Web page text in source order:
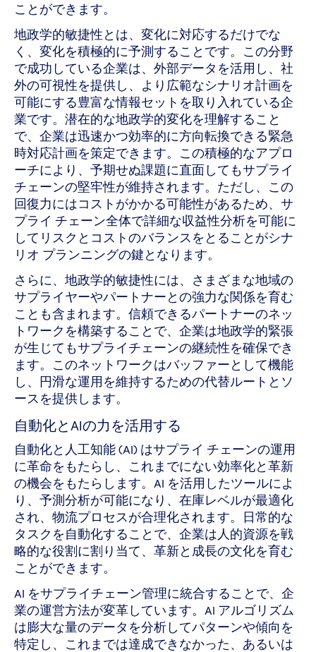
ことができます。
地政学的敏捷性とは、変化に対応するだけでな
く、変化を積極的に予測することです。この分野
で成功している企業は、外部データを活用し、社
外の可視性を提供し、より広範なシナリオ計画を
可能にする豊富な情報セットを取り入れている企
業です。潜在的な地政学的変化を理解すること
で、企業は迅速かつ効率的に方向転換できる緊急
時対応計画を策定できます。この積極的なアプロ
ーチにより、予期せぬ課題に直面してもサプライ
チェーンの堅牢性が維持されます。ただし、この
回復力にはコストがかかる可能性があるため、サ
プライ チェーン全体で詳細な収益性分析を可能に
してリスクとコストのバランスをとることがシナ
リオ プランニングの鍵となります。
さらに、地政学的敏捷性には、さまざまな地域の
サプライヤーやパートナーとの強力な関係を育む
ことも含まれます。信頼できるパートナーのネッ
トワークを構築することで、企業は地政学的緊張
が生じてもサプライチェーンの継続性を確保でき
ます。このネットワークはバッファーとして機能
し、円滑な運用を維持するための代替ルートとソ
ースを提供します。
自動化とAIの力を活用する
自動化と人工知能 (AI) はサプライ チェーンの運用
に革命をもたらし、これまでにない効率化と革新
の機会をもたらします。AI を活用したツールによ
り、予測分析が可能になり、在庫レベルが最適化
され、物流プロセスが合理化されます。日常的な
タスクを自動化することで、企業は人的資源を戦
略的な役割に割り当て、革新と成長の文化を育む
ことができます。
AI をサプライチェーン管理に統合することで、企
業の運営方法が変革しています。AI アルゴリズム
は膨大な量のデータを分析してパターンや傾向を
特定し、これまでは達成できなかった、あるいは